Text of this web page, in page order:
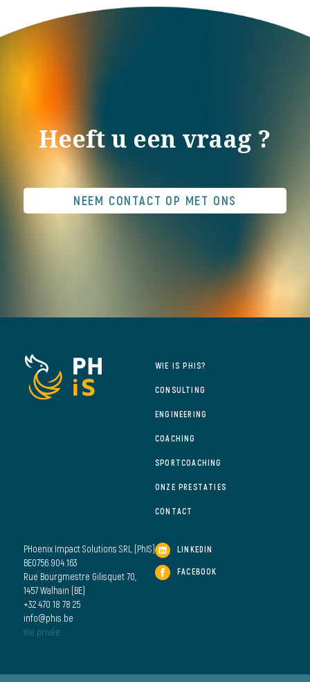
Heeft u een vraag ?
NEEM CONTACT OP MET ONS
WIE IS PHIS?
CONSULTING
ENGINEERING
COACHING
SPORTCOACHING
ONZE PRESTATIES
CONTACT
LINKEDIN
FACEBOOK
PHoenix Impact Solutions SRL (PhIS)
BE0756.904.163
Rue Bourgmestre Gilisquet 70,
1457 Walhain (BE)
+32 470 18 78 25
info@phis.be
Vie privée